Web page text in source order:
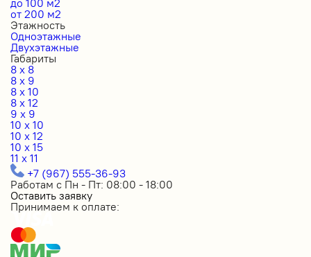
от 200 м2
Этажность
Одноэтажные
Двухэтажные
Габариты
8 x 8
8 x 9
8 x 10
8 x 12
9 x 9
10 x 10
10 x 12
10 x 15
11 x 11
+7 (967) 555-36-93
Работам с Пн - Пт: 08:00 - 18:00
Оставить заявку
Принимаем к оплате: